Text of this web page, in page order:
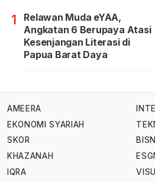
1
Relawan Muda eYAA,
Angkatan 6 Berupaya Atasi
Kesenjangan Literasi di
Papua Barat Daya
AMEERA
EKONOMI SYARIAH
SKOR
KHAZANAH
IQRA